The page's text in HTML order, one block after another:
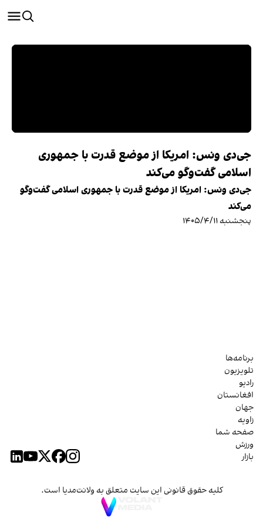
جی‌دی ونس: امریکا از موضع قدرت با جمهوری
اسلامی گفت‌وگو می‌کند
جی‌دی ونس: امریکا از موضع قدرت با جمهوری اسلامی گفت‌وگو
می‌کند
پنجشنبه ۱۴۰۵/۴/۱۱
برنامه‌ها
تلویزیون
رادیو
افغانستان
جهان
زاویه
صفحه شما
ورزش
بازار
کلیه حقوق قانونی این سایت متعلق به ولانت‌مدیا است.